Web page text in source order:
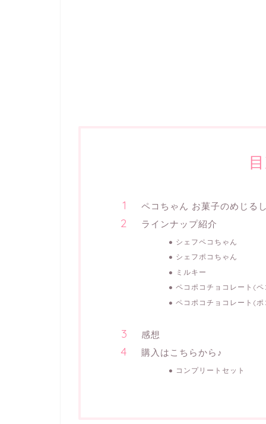
ペコちゃん お菓子のめじる
ラインナップ紹介
シェフペコちゃん
シェフポコちゃん
ミルキー
ペコポコチョコレート(
ペコポコチョコレート(
感想
購入はこちらから♪
コンプリートセット